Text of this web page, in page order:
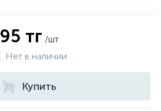
95 тг /шт
Нет в наличии
Купить